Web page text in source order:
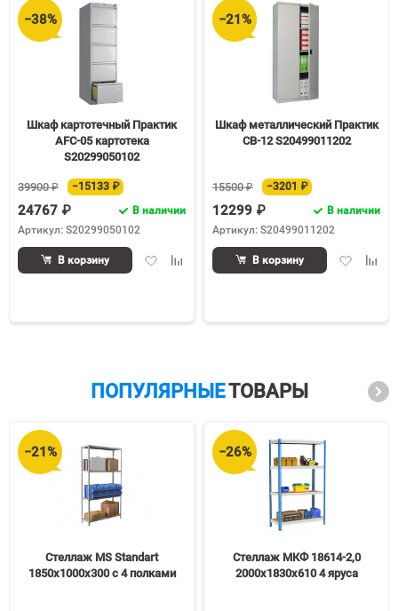
−38%
Шкаф картотечный Практик
AFC-05 картотека
S20299050102
39900 ₽ −15133 ₽
24767 ₽
В наличии
Артикул: S20299050102
ДобавитьДобавить
В корзину
−21%
Шкаф металлический Практик
СВ-12 S20499011202
15500 ₽ −3201 ₽
12299 ₽
В наличии
Артикул: S20499011202
Добавить
В корзину
ПОПУЛЯРНЫЕТОВАРЫ
−21%
Стеллаж MS Standart
1850х1000х300 c 4 полками
−26%
Стеллаж МКФ 18614-2,0
2000х1830х610 4 яруса